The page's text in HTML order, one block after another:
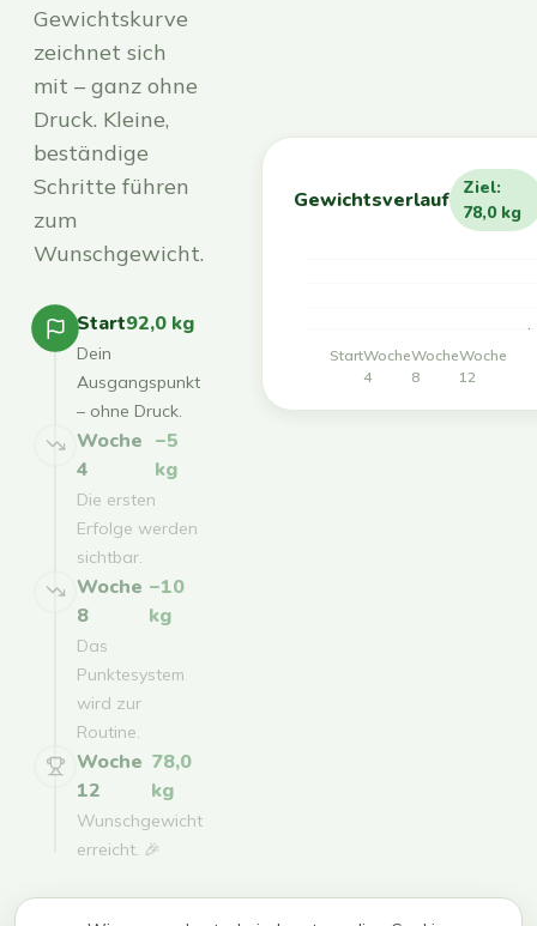
Gewichtskurve
zeichnet sich
mit – ganz ohne
Druck. Kleine,
beständige
Schritte führen
zum
Wunschgewicht.
Start92,0 kg
Dein
Ausgangspunkt
– ohne Druck.
Woche
4
−5
kg
Die ersten
Erfolge werden
sichtbar.
Woche
8
−10
kg
Das
Punktesystem
wird zur
Routine.
Woche
12
78,0
kg
Wunschgewicht
erreicht. 🎉
Gewichtsverlauf
Ziel:
78,0 kg
StartWoche
4
Woche
8
Woche
12